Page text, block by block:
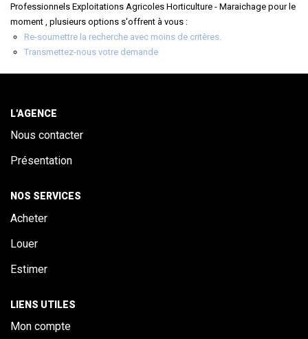
ALERTE
CONTACT
Professionnels Exploitations Agricoles Horticulture - Maraichage pour le
moment , plusieurs options s'offrent à vous :
Re-soumettre la recherche avec moins de critères.
Transmettez-nous votre demande
L'AGENCE
Nous contacter
Présentation
NOS SERVICES
Acheter
Louer
Estimer
LIENS UTILES
Mon compte